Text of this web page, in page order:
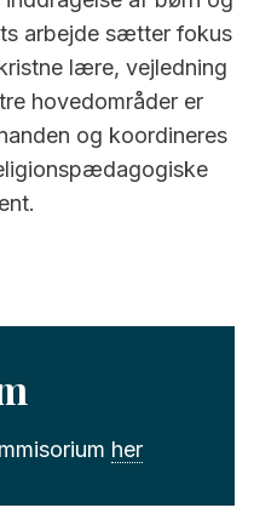
arbejde sætter fokus
lære, vejledning
hovedområder er
og koordineres
her